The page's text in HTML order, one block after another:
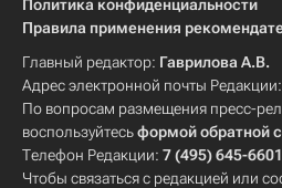
Политика конфиденциальности
Правила применения
Главный редактор: Гаврилова А.В.
Адрес электронной почты Редакции:
По вопросам размещения пресс-
воспользуйтесьформой обратной
Телефон Редакции: 7 (495) 645-6601
Чтобы связаться с редакцией или